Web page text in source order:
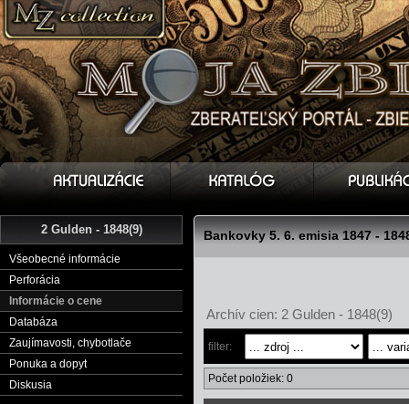
2 Gulden - 1848(9)
Všeobecné informácie
Perforácia
Informácie o cene
Databáza
Zaujímavosti, chybotlače
Ponuka a dopyt
Diskusia
Bankovky 5. 6. emisia 1847 -
Archív cien: 2 Gulden - 1848(9)
filter:
Počet položiek: 0